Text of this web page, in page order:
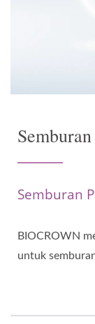
Semburan
BIOCROWN
untuk